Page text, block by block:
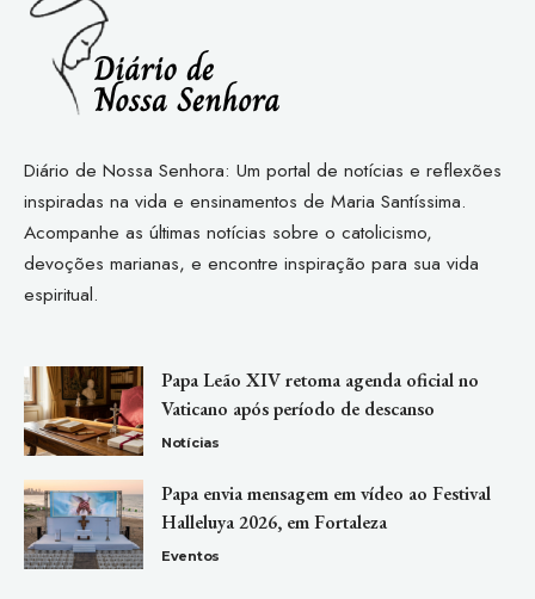
Diário de Nossa Senhora: Um portal de notícias e reflexões
inspiradas na vida e ensinamentos de Maria Santíssima.
Acompanhe as últimas notícias sobre o catolicismo,
devoções marianas, e encontre inspiração para sua vida
espiritual.
Papa Leão XIV retoma agenda oficial no
Vaticano após período de descanso
Notícias
Papa envia mensagem em vídeo ao Festival
Halleluya 2026, em Fortaleza
Eventos